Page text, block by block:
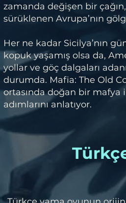
zamanda değişen bir
sürüklenen Avrupa’nın
Her ne kadar Sicilya’nın
kopuk yaşamış olsa da,
yollar ve göç dalgaları
durumda. Mafia: The Old
ortasında doğan bir
adımlarını anlatıyor.